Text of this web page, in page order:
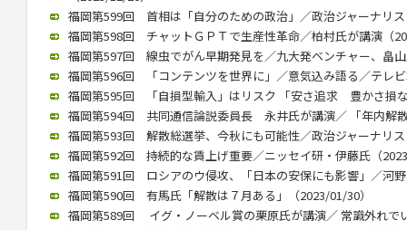
福岡第599回 首相は「自分のための政治」／政治ジャーナリ
福岡第598回 チャットＧＰＴで生産性革命／柏村氏が講演（
福岡第597回 線虫でがん早期発見を／九大発ベンチャー、畠
福岡第596回 「コンテンツを世界に」／意気込み語る／テレ
福岡第595回 「自損型輸入」はリスク 「安さ追求 豊かさ損
福岡第594回 共同通信論説委員長 永井氏が講演／ 「年内解
福岡第593回 解散総選挙、今秋にも可能性／政治ジャーナリ
福岡第592回 持続的な賃上げ重要／ニッセイ研・伊藤氏（
福岡第591回 ロシアのウ侵攻、「日本の安保にも影響」／河
福岡第590回 有馬氏「解散は７月ある」（2023/01/30）
福岡第589回 イグ・ノーベル賞の栗原氏が講演／ 常識外れで